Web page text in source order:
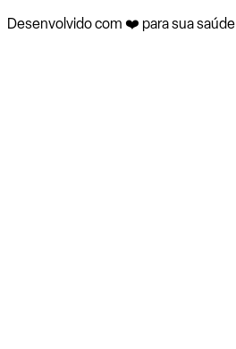
Desenvolvido com ❤️ para sua saúde